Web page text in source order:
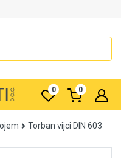
0 0
Torban vijci DIN 603